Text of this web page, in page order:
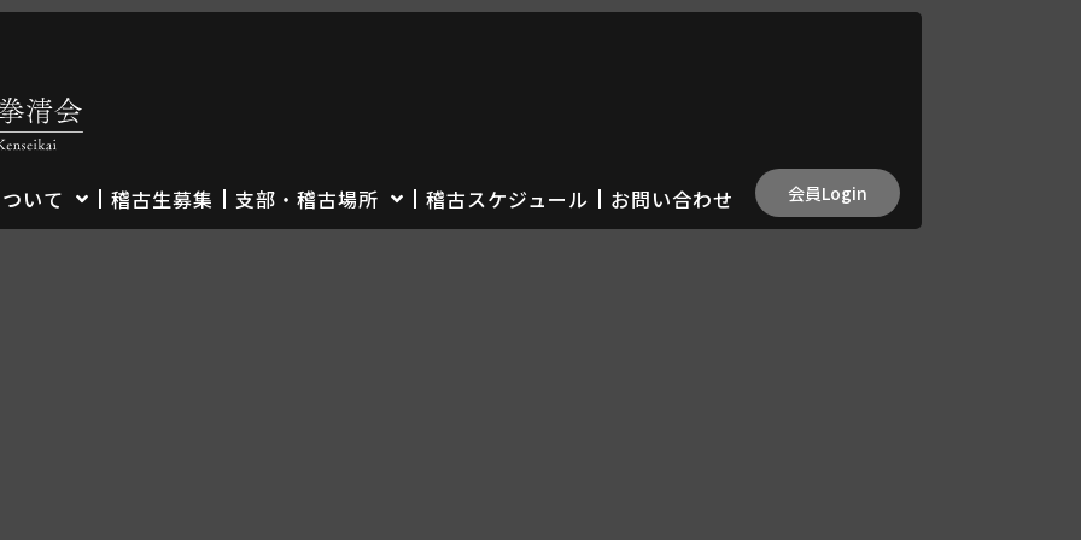
いて 稽古生募集 支部・稽古場所 稽古スケジュール お問い合わせ 会員Login